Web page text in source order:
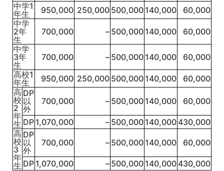
中学1
年生
950,000 250,000 500,000 140,000
60,000
中学
2年
生
700,000 – 500,000 140,000
60,000
中学
3年
生
700,000 – 500,000 140,000
60,000
高校1
年生
950,000 250,000 500,000 140,000
60,000
高
校
2
年
生
DP
以
外
700,000 – 500,000 140,000 60,000
DP 1,070,000 – 500,000 140,000 430,000
高
校
3
年
生
DP
以
外
700,000 – 500,000 140,000 60,000
DP 1,070,000 – 500,000 140,000 430,000